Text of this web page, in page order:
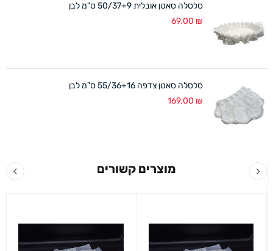
סלסלה סאטן אובלית 50/37+9 ס"מ לבן
69.00 ₪
סלסלה סאטן צדפה 55/36+16 ס"מ לבן
169.00 ₪
מוצרים קשורים